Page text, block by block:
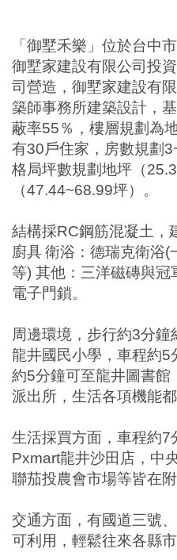
「御墅禾樂」位於台中
御墅家建設有限公司投
司營造，御墅家建設有
築師事務所建築設計，
蔽率55％，樓層規劃為
有30戶住家，房數規劃
格局坪數規劃地坪（
（47.44~68.99坪）。
結構採RC鋼筋混凝土，
廚具衛浴：德瑞克衛浴(
等) 其他：三洋磁磚與冠
電子門鎖。
周邊環境，步行約3分鐘
龍井國民小學，車程約5
約5分鐘可至龍井圖書館
派出所，生活各項機能都
生活採買方面，車程約7
Pxmart龍井沙田店，中
聯茄投農會市場等皆在
交通方面，有國道三號
可利用，輕鬆往來各縣市